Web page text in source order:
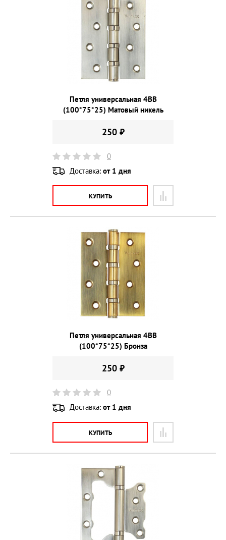
Петля универсальная 4ВВ
(100*75*25) Матовый никель
250 ₽
0
Доставка: от 1 дня
КУПИТЬ
Петля универсальная 4ВВ
(100*75*25) Бронза
250 ₽
0
Доставка: от 1 дня
КУПИТЬ